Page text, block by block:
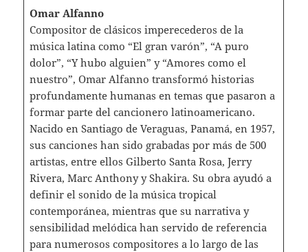
Omar Alfanno
Compositor de clásicos imperecederos de la
música latina como “El gran varón”, “A puro
dolor”, “Y hubo alguien” y “Amores como el
nuestro”, Omar Alfanno transformó historias
profundamente humanas en temas que pasaron a
formar parte del cancionero latinoamericano.
Nacido en Santiago de Veraguas, Panamá, en 1957,
sus canciones han sido grabadas por más de 500
artistas, entre ellos Gilberto Santa Rosa, Jerry
Rivera, Marc Anthony y Shakira. Su obra ayudó a
definir el sonido de la música tropical
contemporánea, mientras que su narrativa y
sensibilidad melódica han servido de referencia
para numerosos compositores a lo largo de las